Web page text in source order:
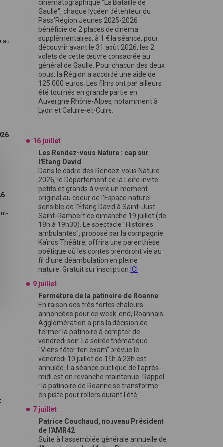
au
cinématographique "La Bataille de
Gaulle", chaque lycéen détenteur du
Pass'Région Jeunes 2025-2026
bénéficie de 2 places de cinéma
supplémentaires, à 1 € la séance, pour
découvrir avant le 31 août 2026, les 2
volets de cette œuvre consacrée au
général de Gaulle. Pour chacun des deux
opus, la Région a accordé une aide de
125 000 euros. Les films ont par ailleurs
été tournés en grande partie en
Auvergne Rhône-Alpes, notamment à
Lyon et Caluire-et-Cuire.
16 juillet
Les Rendez-vous Nature : cap sur
l'Étang David
Dans le cadre des Rendez-vous Nature
2026, le Département de la Loire invite
petits et grands à vivre un moment
original au coeur de l'Espace naturel
sensible de l'Étang David à Saint-Just-
Saint-Rambert ce dimanche 19 juillet (de
18h à 19h30). Le spectacle "Histoires
ambulantes", proposé par la compagnie
Kaïros Théâtre, offrira une parenthèse
poétique où les contes prendront vie au
fil d'une déambulation en pleine
nature. Gratuit sur inscription ICI
9 juillet
Fermeture de la patinoire de Roanne
En raison des très fortes chaleurs
annoncées pour ce week-end, Roannais
Agglomération a pris la décision de
fermer la patinoire à compter de
vendredi soir. La soirée thématique
"Viens fêter ton exam" prévue le
vendredi 10 juillet de 19h à 23h est
annulée. La séance publique de l’après-
midi est en revanche maintenue. Rappel
: la patinoire de Roanne se transforme
en piste pour rollers durant l'été.
7 juillet
Patrice Couchaud, nouveau Président
de l'AMR42
Suite à l'assemblée générale annuelle de